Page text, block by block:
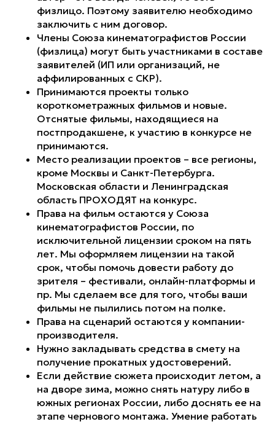
физлицо. Поэтому заявителю необходимо
заключить с ним договор.
Члены Союза кинематографистов России
(физлица) могут быть участниками в составе
заявителей (ИП или организаций, не
аффилированных с СКР).
Принимаются проекты только
короткометражных фильмов и новые.
Отснятые фильмы, находящиеся на
постпродакшене, к участию в конкурсе не
принимаются.
Место реализации проектов – все регионы,
кроме Москвы и Санкт-Петербурга.
Московская области и Ленинградская
область ПРОХОДЯТ на конкурс.
Права на фильм остаются у Союза
кинематографистов России, по
исключительной лицензии сроком на пять
лет. Мы оформляем лицензии на такой
срок, чтобы помочь довести работу до
зрителя – фестивали, онлайн-платформы и
пр. Мы сделаем все для того, чтобы ваши
фильмы не пылились потом на полке.
Права на сценарий остаются у компании-
производителя.
Нужно закладывать средства в смету на
получение прокатных удостоверений.
Если действие сюжета происходит летом, а
на дворе зима, можно снять натуру либо в
южных регионах России, либо доснять ее на
этапе чернового монтажа. Умение работать